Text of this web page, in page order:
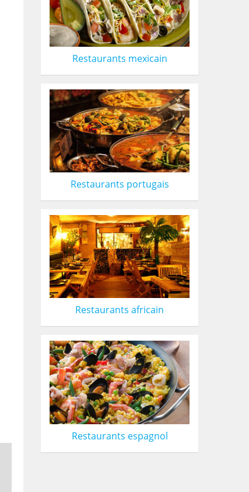
Restaurants mexicain
Restaurants portugais
Restaurants africain
Restaurants espagnol